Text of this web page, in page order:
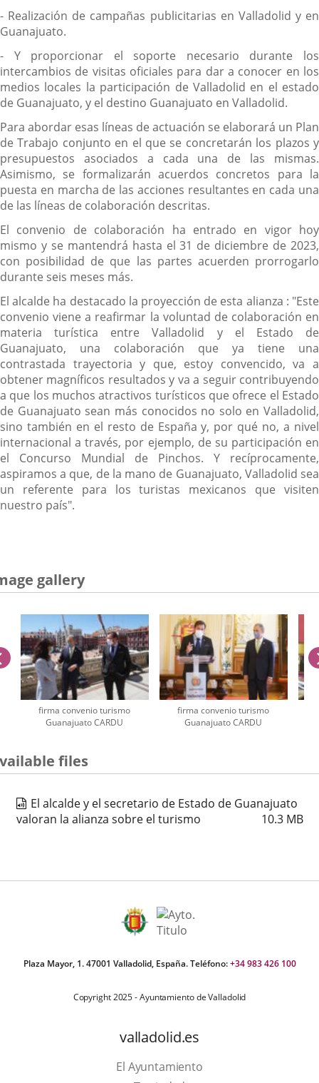
- Realización de campañas publicitarias en Valladolid y en
Guanajuato.
- Y proporcionar el soporte necesario durante los
intercambios de visitas oficiales para dar a conocer en los
medios locales la participación de Valladolid en el estado
de Guanajuato, y el destino Guanajuato en Valladolid.
Para abordar esas líneas de actuación se elaborará un Plan
de Trabajo conjunto en el que se concretarán los plazos y
presupuestos asociados a cada una de las mismas.
Asimismo, se formalizarán acuerdos concretos para la
puesta en marcha de las acciones resultantes en cada una
de las líneas de colaboración descritas.
El convenio de colaboración ha entrado en vigor hoy
mismo y se mantendrá hasta el 31 de diciembre de 2023,
con posibilidad de que las partes acuerden prorrogarlo
durante seis meses más.
El alcalde ha destacado la proyección de esta alianza : "Este
convenio viene a reafirmar la voluntad de colaboración en
materia turística entre Valladolid y el Estado de
Guanajuato, una colaboración que ya tiene una
contrastada trayectoria y que, estoy convencido, va a
obtener magníficos resultados y va a seguir contribuyendo
a que los muchos atractivos turísticos que ofrece el Estado
de Guanajuato sean más conocidos no solo en Valladolid,
sino también en el resto de España y, por qué no, a nivel
internacional a través, por ejemplo, de su participación en
el Concurso Mundial de Pinchos. Y recíprocamente,
aspiramos a que, de la mano de Guanajuato, Valladolid sea
un referente para los turistas mexicanos que visiten
nuestro país".
gallery
firma convenio turismo
Guanajuato CARDU
firma convenio turismo
Guanajuato CARDU
previus
files
El alcalde y el secretario de Estado de Guanajuato
valoran la alianza sobre el turismo
10.3 MB
Plaza Mayor, 1. 47001 Valladolid, España. Teléfono:+34 983 426 100
Copyright 2025 - Ayuntamiento de Valladolid
valladolid.es
El Ayuntamiento